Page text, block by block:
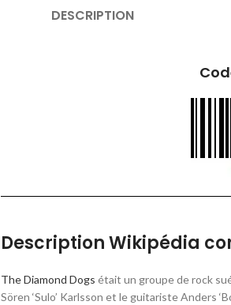
DESCRIPTION
Description Wikipédia
The Diamond Dogs était un groupe de rock
Sören ‘Sulo’ Karlsson et le guitariste Anders